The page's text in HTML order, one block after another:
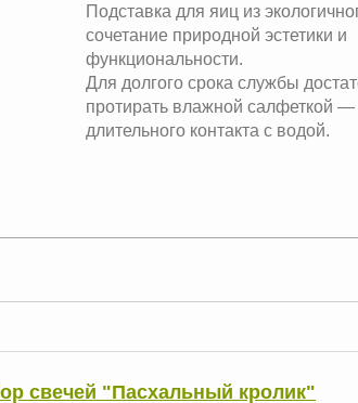
Подставка для яиц из
сочетание природной эстетики и
функциональности.
Для долгого срока службы
протирать влажной салфеткой —
длительного контакта с водой.
свечей "Пасхальный кролик"